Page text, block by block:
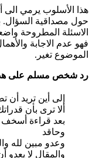
هذا الأسلوب يرمي الى
حول مصداقية السؤال.
الاسئلة المطروحة
فهو عدم الاجابة
الموضوع تغير.
رد شخص مسلم على هذا
إلى أين تريد أن
ألا ترى بأن
بعد قراءة أسخف
وحاقد
وعدو مبين لله
والمقال لا يعدو